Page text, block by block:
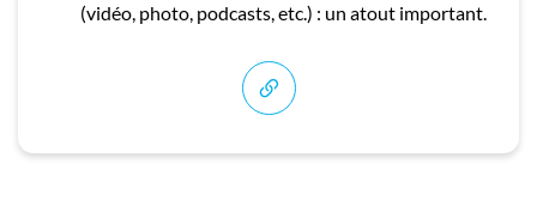
(vidéo, photo, podcasts, etc.) : un atout important.